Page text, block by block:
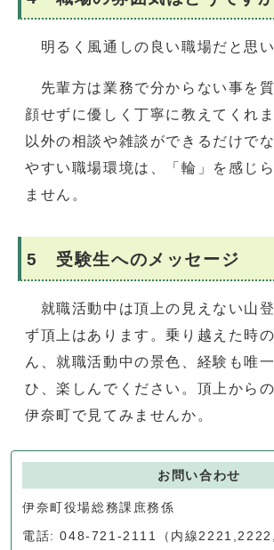
明るく風通しの良い職場だと思い
先輩方は業務で分からない事を
顔せずに優しく丁寧に教えてくれ
以外の相談や雑談ができるだけで
やすい職場環境は、「輪」を感じ
ません。
5 受験生へのメッセージ
就職活動中は頂上の見えない山
ず頂上はあります。乗り越えた時
ん、就職活動中の景色、経験も唯
ひ、楽しんでください。頂上から
伊奈町で見てみませんか。
お問い合わせ
伊奈町役場総務課庶務係
電話: 048-721-2111（内線